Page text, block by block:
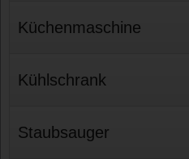
Küchenmaschine
Kühlschrank
Staubsauger